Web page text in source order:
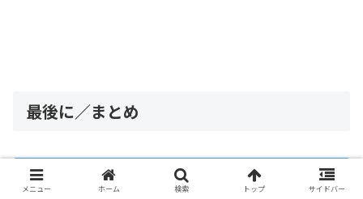
最後に／まとめ
１．雨を理由に保育園を休んでも大丈夫です。
メニュー ホーム 検索 トップ サイドバー